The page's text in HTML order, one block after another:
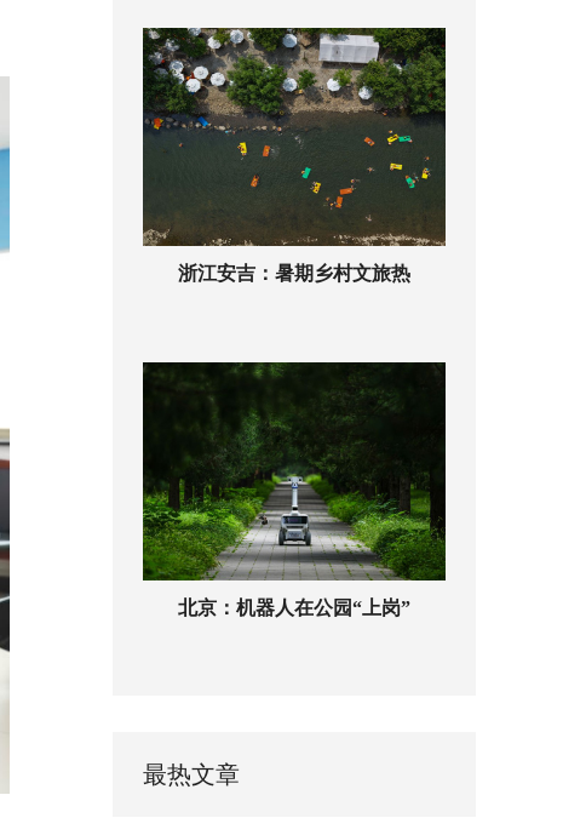
浙江安吉：暑期乡村文旅热
北京：机器人在公园“上岗”
最热文章